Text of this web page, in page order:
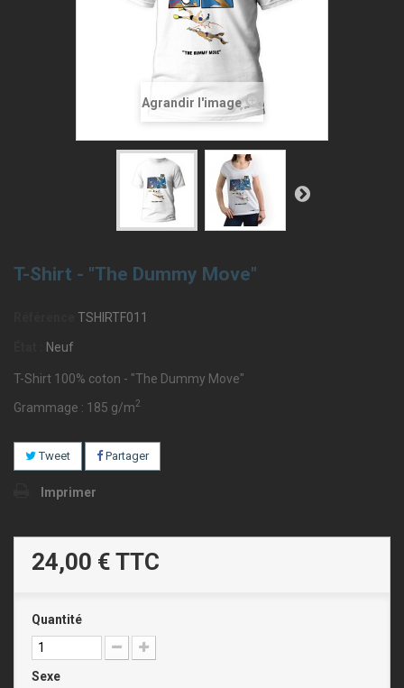
Agrandir l'image
T-Shirt - "The Dummy Move"
TSHIRTF011
Neuf
T-Shirt 100% coton - "The Dummy Move"
Grammage : 185 g/m2
Tweet Partager
Imprimer
24,00 € TTC
Quantité
Sexe